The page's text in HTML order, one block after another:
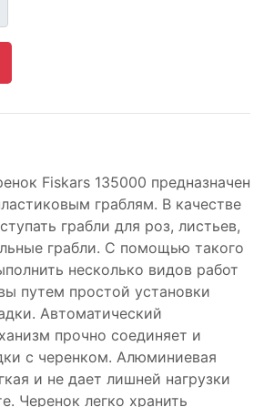
Fiskars 135000 предназначен
граблям. В качестве
грабли для роз, листьев,
грабли. С помощью такого
несколько видов работ
путем простой установки
Автоматический
прочно соединяет и
с черенком. Алюминиевая
и не дает лишней нагрузки
Черенок легко хранить